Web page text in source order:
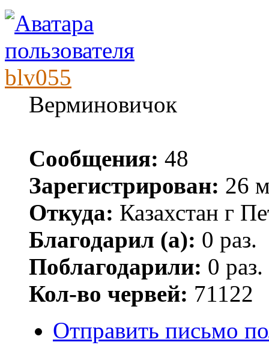
blv055
Верминовичок
Сообщения: 48
Зарегистрирован: 26
Откуда: Казахстан г
Благодарил (а): 0 раз.
Поблагодарили: 0 раз.
Кол-во червей: 71122
Отправить письмо